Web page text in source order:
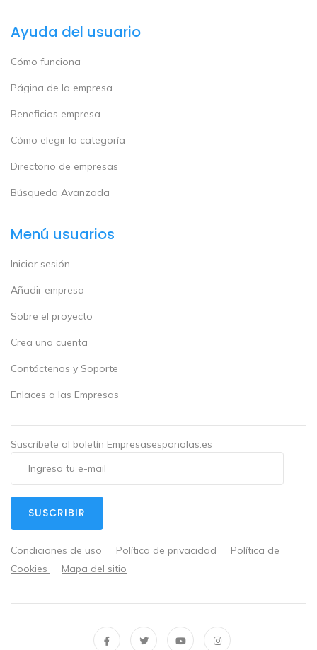
Ayuda del usuario
Cómo funciona
Página de la empresa
Beneficios empresa
Cómo elegir la categoría
Directorio de empresas
Búsqueda Avanzada
Menú usuarios
Iniciar sesión
Añadir empresa
Sobre el proyecto
Crea una cuenta
Contáctenos y Soporte
Enlaces a las Empresas
Suscríbete al boletín Empresasespanolas.es
Condiciones de uso Política de privacidad
Política de
Cookies
Mapa del sitio
SUSCRIBIR